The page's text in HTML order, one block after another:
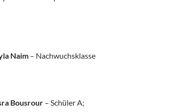
Naim – Nachwuchsklasse
Bousrour – Schüler A;